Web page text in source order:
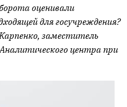
оценивали
для госучреждения?
заместитель
центра при